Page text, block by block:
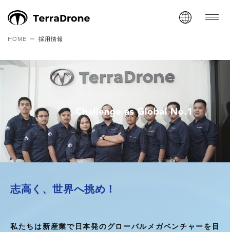
HOME 採用情報
志高く、世界へ挑め！
私たちは新産業で日本発のグローバルメガベンチャーを目